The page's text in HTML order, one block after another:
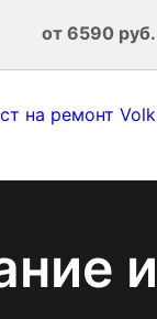
от 6590 руб.
на ремонт